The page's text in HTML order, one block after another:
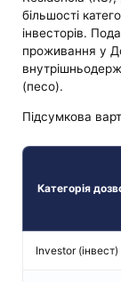
більшості
інвесторів.
проживання у
(песо).
Підсумкова
Категорія
Investor (інвест)